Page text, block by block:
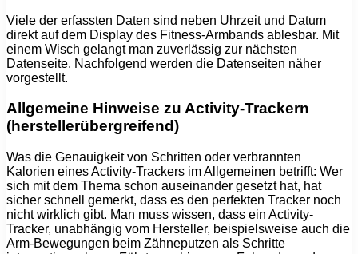
Viele der erfassten Daten sind neben Uhrzeit und Datum
direkt auf dem Display des Fitness-Armbands ablesbar. Mit
einem Wisch gelangt man zuverlässig zur nächsten
Datenseite. Nachfolgend werden die Datenseiten näher
vorgestellt.
Allgemeine Hinweise zu Activity-Trackern
(herstellerübergreifend)
Was die Genauigkeit von Schritten oder verbrannten
Kalorien eines Activity-Trackers im Allgemeinen betrifft: Wer
sich mit dem Thema schon auseinander gesetzt hat, hat
sicher schnell gemerkt, dass es den perfekten Tracker noch
nicht wirklich gibt. Man muss wissen, dass ein Activity-
Tracker, unabhängig vom Hersteller, beispielsweise auch die
Arm-Bewegungen beim Zähneputzen als Schritte